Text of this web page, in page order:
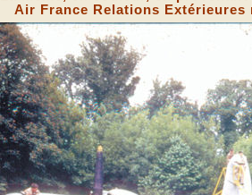
Air France Relations Extérieures